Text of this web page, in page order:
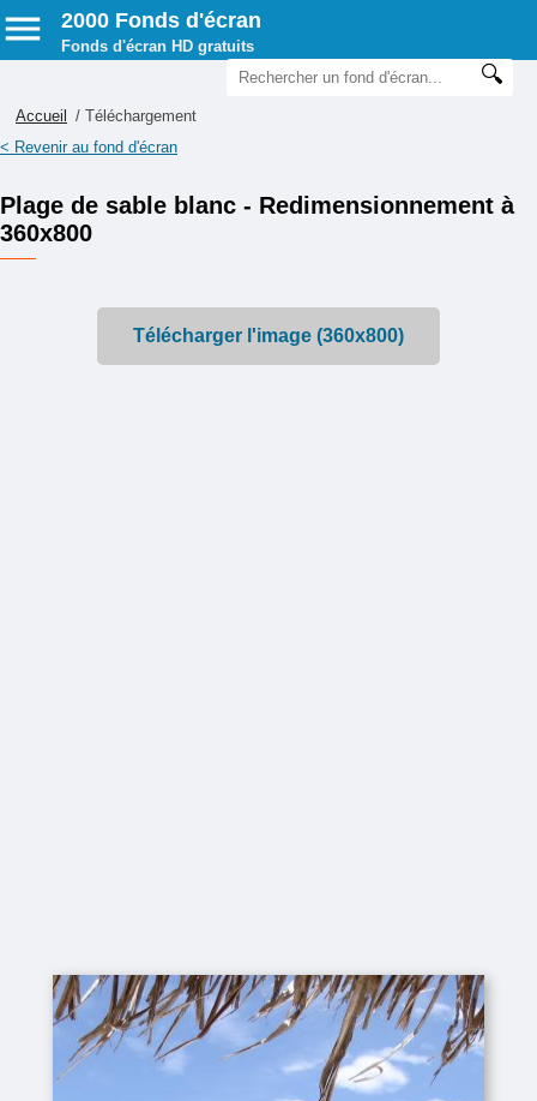
2000 Fonds d'écran
Fonds d'écran HD gratuits
Accueil
/ Téléchargement
< Revenir au fond d'écran
Plage de sable blanc - Redimensionnement à
360x800
Télécharger l'image (360x800)